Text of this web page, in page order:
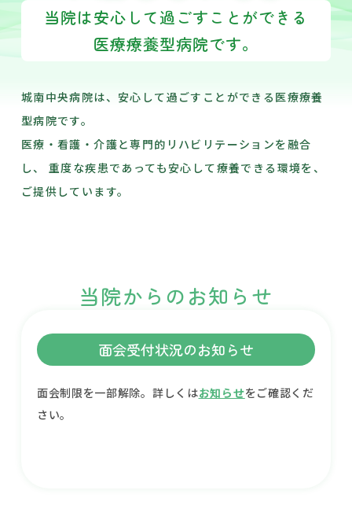
当院は安心して過ごすことができる
医療療養型病院です。
城南中央病院は、安心して過ごすことができる医療療養
型病院です。
医療・看護・介護と専門的リハビリテーションを融合
し、 重度な疾患であっても安心して療養できる環境を、
ご提供しています。
当院からのお知らせ
面会受付状況のお知らせ
面会制限を一部解除。詳しくはお知らせをご確認くだ
さい。